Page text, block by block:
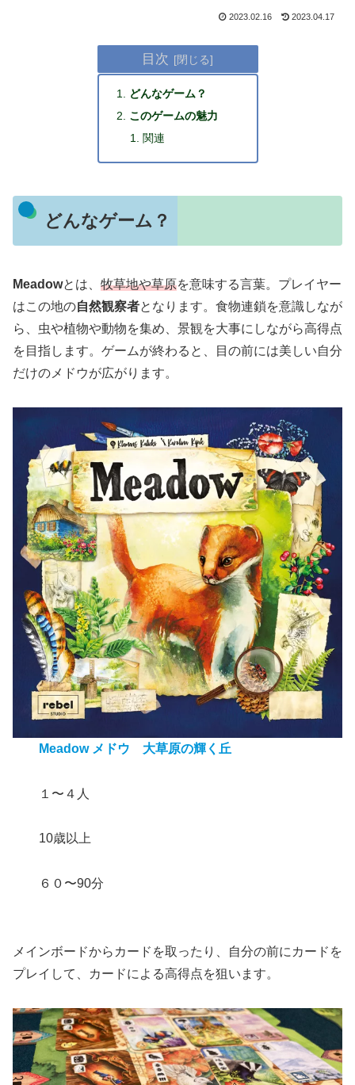
2023.02.16 2023.04.17
目次
どんなゲーム？
このゲームの魅力
関連
どんなゲーム？
Meadowとは、 牧草地や草原を意味する言葉。プレイヤー
はこの地の自然観察者となります。食物連鎖を意識しなが
ら、虫や植物や動物を集め、景観を大事にしながら高得点
を目指します。ゲームが終わると、目の前には美しい自分
だけのメドウが広がります。
Meadow メドウ 大草原の輝く丘
１〜４人
10歳以上
６０〜90分
メインボードからカードを取ったり、自分の前にカードを
プレイして、カードによる高得点を狙います。